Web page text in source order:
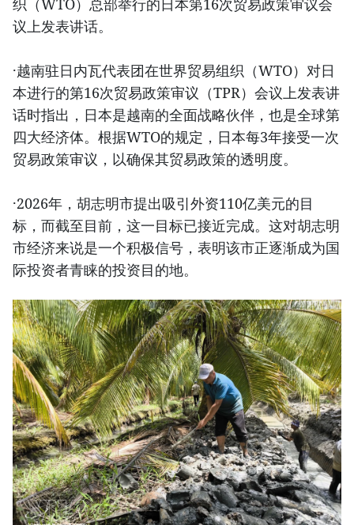
织（WTO）总部举行的日本第16次贸易政策审议会
议上发表讲话。
·越南驻日内瓦代表团在世界贸易组织（WTO）对日
本进行的第16次贸易政策审议（TPR）会议上发表讲
话时指出，日本是越南的全面战略伙伴，也是全球第
四大经济体。根据WTO的规定，日本每3年接受一次
贸易政策审议，以确保其贸易政策的透明度。
·2026年，胡志明市提出吸引外资110亿美元的目
标，而截至目前，这一目标已接近完成。这对胡志明
市经济来说是一个积极信号，表明该市正逐渐成为国
际投资者青睐的投资目的地。